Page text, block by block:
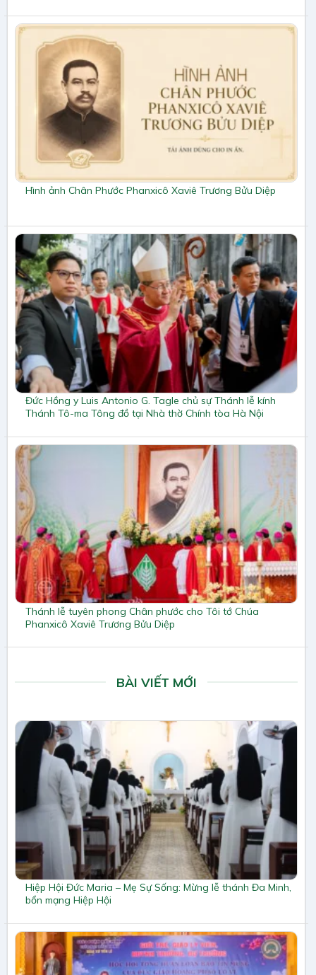
Hình ảnh Chân Phước Phanxicô Xaviê Trương Bửu Diệp
Đức Hồng y Luis Antonio G. Tagle chủ sự Thánh lễ kính
Thánh Tô-ma Tông đồ tại Nhà thờ Chính tòa Hà Nội
Thánh lễ tuyên phong Chân phước cho Tôi tớ Chúa
Phanxicô Xaviê Trương Bửu Diệp
BÀI VIẾT MỚI
Hiệp Hội Đức Maria – Mẹ Sự Sống: Mừng lễ thánh Đa Minh,
bổn mạng Hiệp Hội